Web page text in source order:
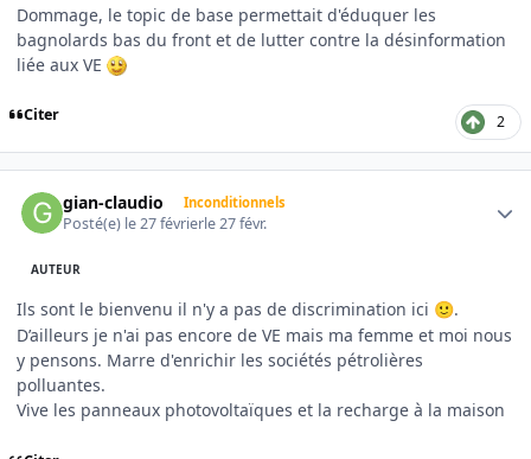
Dommage, le topic de base permettait d'éduquer les
bagnolards bas du front et de lutter contre la désinformation
liée aux VE
Citer 2
gian-claudio Inconditionnels
Posté(e) le 27 févrierle 27 févr.
AUTEUR
Ils sont le bienvenu il n'y a pas de discrimination ici 🙂.
D’ailleurs je n'ai pas encore de VE mais ma femme et moi nous
y pensons. Marre d'enrichir les sociétés pétrolières
polluantes.
Vive les panneaux photovoltaïques et la recharge à la maison